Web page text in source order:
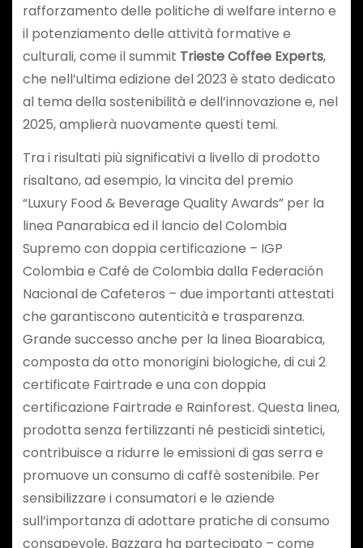
rafforzamento delle politiche di welfare interno e
il potenziamento delle attività formative e
culturali, come il summit Trieste Coffee Experts,
che nell’ultima edizione del 2023 è stato dedicato
al tema della sostenibilità e dell’innovazione e, nel
2025, amplierà nuovamente questi temi.
Tra i risultati più significativi a livello di prodotto
risaltano, ad esempio, la vincita del premio
“Luxury Food & Beverage Quality Awards” per la
linea Panarabica ed il lancio del Colombia
Supremo con doppia certificazione – IGP
Colombia e Café de Colombia dalla Federación
Nacional de Cafeteros – due importanti attestati
che garantiscono autenticità e trasparenza.
Grande successo anche per la linea Bioarabica,
composta da otto monorigini biologiche, di cui 2
certificate Fairtrade e una con doppia
certificazione Fairtrade e Rainforest. Questa linea,
prodotta senza fertilizzanti né pesticidi sintetici,
contribuisce a ridurre le emissioni di gas serra e
promuove un consumo di caffè sostenibile. Per
sensibilizzare i consumatori e le aziende
sull’importanza di adottare pratiche di consumo
consapevole, Bazzara ha partecipato – come